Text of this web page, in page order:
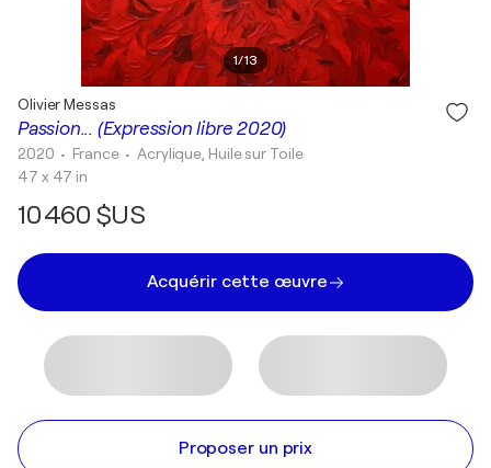
1/13
Passion... (Expression libre 2020)
Olivier Messas
2020 • France •Acrylique, Huile sur Toile
47 x 47 in
10 460 $US
Acquérir cette œuvre
Proposer un prix